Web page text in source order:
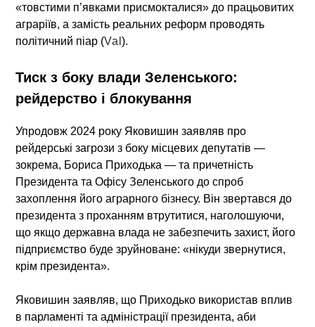
«товстими п’явками присмокталися» до працьовитих
аграріїв, а замість реальних реформ проводять
політичний піар (Val).
Тиск з боку влади Зеленського:
рейдерство і блокування
Упродовж 2024 року Яковишин заявляв про
рейдерські загрози з боку місцевих депутатів —
зокрема, Бориса Приходька — та причетність
Президента та Офісу Зеленського до спроб
захоплення його аграрного бізнесу. Він звертався до
президента з проханням втрутитися, наголошуючи,
що якщо державна влада не забезпечить захист, його
підприємство буде зруйноване: «нікуди звернутися,
крім президента».
Яковишин заявляв, що Приходько використав вплив
в парламенті та адміністрації президента, аби